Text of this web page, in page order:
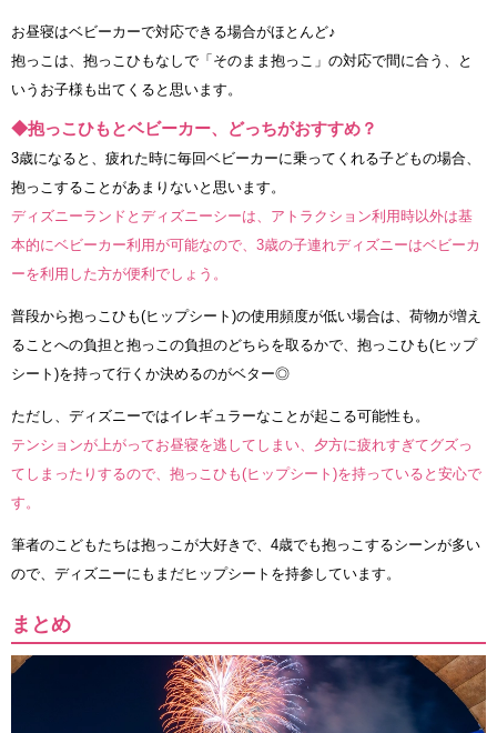
お昼寝はベビーカーで対応できる場合がほとんど♪
抱っこは、抱っこひもなしで「そのまま抱っこ」の対応で間に合う、と
いうお子様も出てくると思います。
◆抱っこひもとベビーカー、どっちがおすすめ？
3歳になると、疲れた時に毎回ベビーカーに乗ってくれる子どもの場合、
抱っこすることがあまりないと思います。
ディズニーランドとディズニーシーは、アトラクション利用時以外は基
本的にベビーカー利用が可能なので、3歳の子連れディズニーはベビーカ
ーを利用した方が便利でしょう。
普段から抱っこひも(ヒップシート)の使用頻度が低い場合は、荷物が増え
ることへの負担と抱っこの負担のどちらを取るかで、抱っこひも(ヒップ
シート)を持って行くか決めるのがベター◎
ただし、ディズニーではイレギュラーなことが起こる可能性も。
テンションが上がってお昼寝を逃してしまい、夕方に疲れすぎてグズっ
てしまったりするので、抱っこひも(ヒップシート)を持っていると安心で
す。
筆者のこどもたちは抱っこが大好きで、4歳でも抱っこするシーンが多い
ので、ディズニーにもまだヒップシートを持参しています。
まとめ